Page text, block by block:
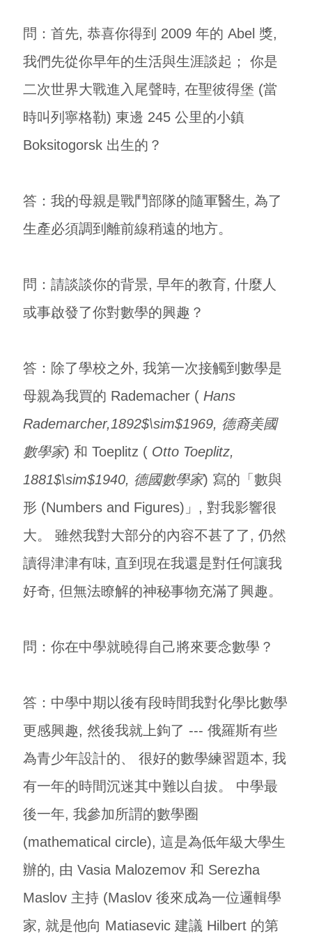
問：首先, 恭喜你得到 2009 年的 Abel 獎,
我們先從你早年的生活與生涯談起； 你是
二次世界大戰進入尾聲時, 在聖彼得堡 (當
時叫列寧格勒) 東邊 245 公里的小鎮
Boksitogorsk 出生的？
答：我的母親是戰鬥部隊的隨軍醫生, 為了
生產必須調到離前線稍遠的地方。
問：請談談你的背景, 早年的教育, 什麼人
或事啟發了你對數學的興趣？
答：除了學校之外, 我第一次接觸到數學是
母親為我買的 Rademacher ( Hans
Rademarcher,1892$\sim$1969, 德裔美國
數學家) 和 Toeplitz ( Otto Toeplitz,
1881$\sim$1940, 德國數學家) 寫的「數與
形 (Numbers and Figures)」, 對我影響很
大。 雖然我對大部分的內容不甚了了, 仍然
讀得津津有味, 直到現在我還是對任何讓我
好奇, 但無法瞭解的神秘事物充滿了興趣。
問：你在中學就曉得自己將來要念數學？
答：中學中期以後有段時間我對化學比數學
更感興趣, 然後我就上鉤了 --- 俄羅斯有些
為青少年設計的、 很好的數學練習題本, 我
有一年的時間沉迷其中難以自拔。 中學最
後一年, 我參加所謂的數學圈
(mathematical circle), 這是為低年級大學生
辦的, 由 Vasia Malozemov 和 Serezha
Maslov 主持 (Maslov 後來成為一位邏輯學
家, 就是他向 Matiasevic 建議 Hilbert 的第